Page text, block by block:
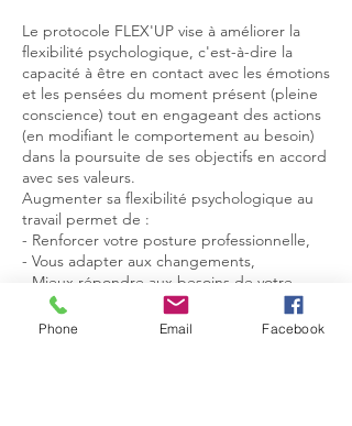
Le protocole FLEX'UP vise à améliorer la
flexibilité psychologique, c'est-à-dire la
capacité à être en contact avec les émotions
et les pensées du moment présent (pleine
conscience) tout en engageant des actions
(en modifiant le comportement au besoin)
dans la poursuite de ses objectifs en accord
avec ses valeurs.
Augmenter sa flexibilité psychologique au
travail permet de :
- Renforcer votre posture professionnelle,
- Vous adapter aux changements,
- Mieux répondre aux besoins de votre
hiérarchie, ou de vos équipes ,
- Gagner en performance et efficacité,
Phone Email Facebook